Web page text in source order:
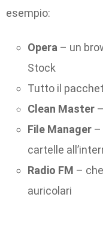
esempio:
Opera – un
Stock
Tutto il
Clean Master
File Manager –
cartelle
Radio FM –
auricolari